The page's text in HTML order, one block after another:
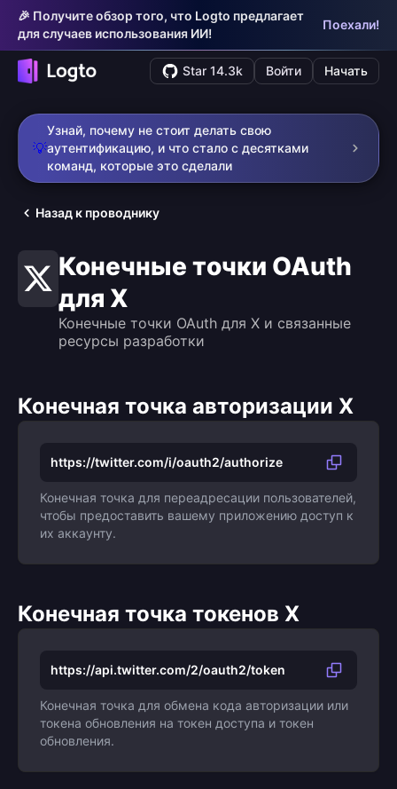
🎉 Получите обзор того, что Logto предлагает
для случаев использования ИИ!
Поехали!
Star 14.3k Войти Начать
💡
Узнай, почему не стоит делать свою
аутентификацию, и что стало с десятками
команд, которые это сделали
Назад к проводнику
Конечные точки OAuth
для X
Конечные точки OAuth для X и связанные
ресурсы разработки
Конечная точка авторизации X
https://twitter.com/i/oauth2/authorize
Конечная точка для переадресации пользователей,
чтобы предоставить вашему приложению доступ к
их аккаунту.
Конечная точка токенов X
https://api.twitter.com/2/oauth2/token
Конечная точка для обмена кода авторизации или
токена обновления на токен доступа и токен
обновления.